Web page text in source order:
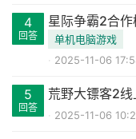
4
回答
星际争霸2合作
单机电脑游戏
2025-11-06
5
回答
荒野大镖客2
2025-11-06